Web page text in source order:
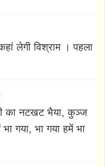
लेगी विश्राम । पहला
का नटखट भैया, कुञ्ज
गया, भा गया हमें भा